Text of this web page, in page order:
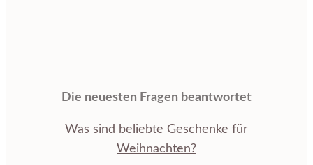
Die neuesten Fragen beantwortet
Was sind beliebte Geschenke für
Weihnachten?